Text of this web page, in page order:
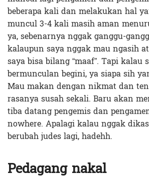
beberapa kali dan melakukan hal
muncul 3-4 kali masih aman
ya, sebenarnya nggak ganggu-
kalaupun saya nggak mau ngasih
saya bisa bilang “maaf”. Tapi kalau
bermunculan begini, ya siapa sih
Mau makan dengan nikmat dan
rasanya susah sekali. Baru akan
tiba datang pengemis dan
nowhere. Apalagi kalau nggak
berubah judes lagi, hadehh.
Pedagang nakal